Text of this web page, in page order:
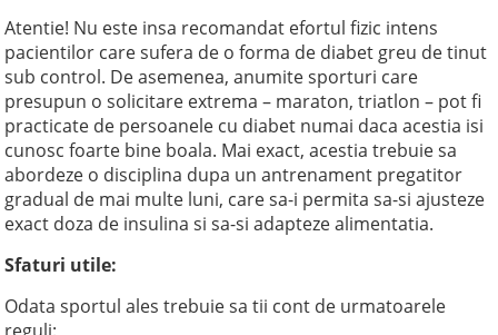
Atentie! Nu este insa recomandat efortul fizic intens
pacientilor care sufera de o forma de diabet greu de tinut
sub control. De asemenea, anumite sporturi care
presupun o solicitare extrema – maraton, triatlon – pot fi
practicate de persoanele cu diabet numai daca acestia isi
cunosc foarte bine boala. Mai exact, acestia trebuie sa
abordeze o disciplina dupa un antrenament pregatitor
gradual de mai multe luni, care sa-i permita sa-si ajusteze
exact doza de insulina si sa-si adapteze alimentatia.
Sfaturi utile:
Odata sportul ales trebuie sa tii cont de urmatoarele